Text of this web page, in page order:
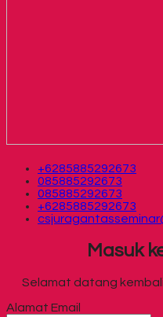
+6285885292673
085885292673
085885292673
+6285885292673
Masuk
Selamat datang
Alamat Email